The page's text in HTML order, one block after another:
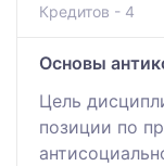
Кредитов - 4
Основы
Цель
позиции по